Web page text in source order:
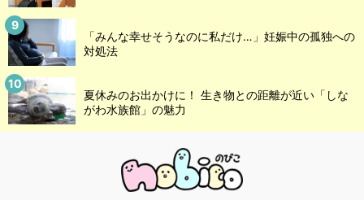
「みんな幸せそうなのに私だけ…」妊娠中の孤独への
対処法
夏休みのお出かけに！ 生き物との距離が近い「しな
がわ水族館」の魅力